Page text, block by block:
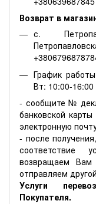
Возврат в
с.
График
Вт: 10:00-16:00
- сообщите №
банковской
электронную
- после
соответствие
возвращаем Вам
отправляем
Услуги
Покупателя.